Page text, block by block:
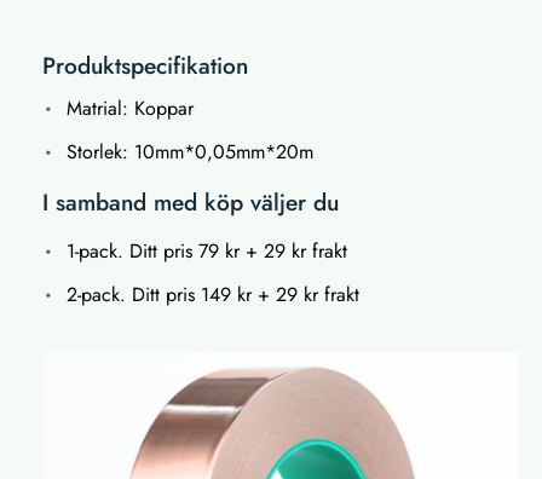
Produktspecifikation
Matrial: Koppar
Storlek: 10mm*0,05mm*20m
I samband med köp väljer du
1-pack. Ditt pris 79 kr + 29 kr frakt
2-pack. Ditt pris 149 kr + 29 kr frakt